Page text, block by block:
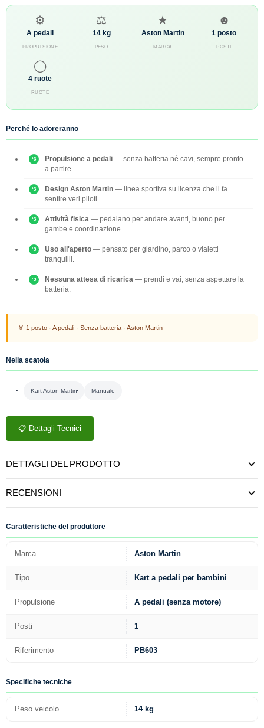
⚙
A pedali
PROPULSIONE
⚖
14 kg
PESO
★
Aston Martin
MARCA
☻
1 posto
POSTI
◯
4 ruote
RUOTE
Perché lo adoreranno
Propulsione a pedali — senza batteria né cavi, sempre pronto
a partire.
Design Aston Martin — linea sportiva su licenza che li fa
sentire veri piloti.
Attività fisica — pedalano per andare avanti, buono per
gambe e coordinazione.
Uso all'aperto — pensato per giardino, parco o vialetti
tranquilli.
Nessuna attesa di ricarica — prendi e vai, senza aspettare la
batteria.
🏅 1 posto · A pedali · Senza batteria · Aston Martin
Nella scatola
Kart Aston Martin Manuale
📋 Dettagli Tecnici
DETTAGLI DEL PRODOTTO
RECENSIONI
Caratteristiche del produttore
Marca Aston Martin
Tipo Kart a pedali per bambini
Propulsione A pedali (senza motore)
Posti 1
Riferimento PB603
Specifiche tecniche
Peso veicolo 14 kg